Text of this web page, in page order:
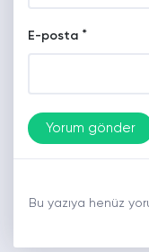
E-posta *
Bu yazıya henüz